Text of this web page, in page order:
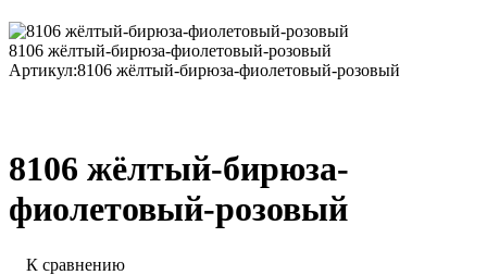
8106 жёлтый-бирюза-фиолетовый-розовый
Артикул:8106 жёлтый-бирюза-фиолетовый-розовый
8106 жёлтый-бирюза-
фиолетовый-розовый
К сравнению